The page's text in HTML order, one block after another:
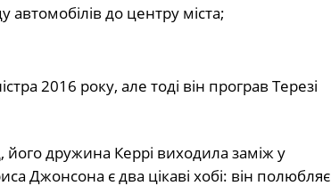
до центру міста;
2016 року, але тоді він програв Терезі
дружина Керрі виходила заміж у
Джонсона є два цікаві хобі: він полюбляє